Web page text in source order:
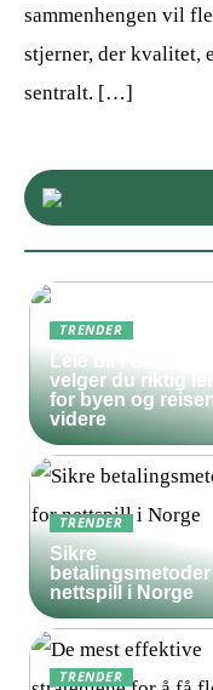
sammenhengen vil
stjerner, der kvalitet,
sentralt. […]
TRENDER
Leie bil i Oslo – slik
velger du riktig
for byen og
videre
TRENDER
Sikre
nettspill i Norge
TRENDER